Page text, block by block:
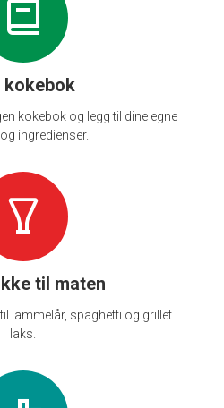
kokebok
kokebok og legg til dine egne
ingredienser.
til maten
lammelår, spaghetti og grillet
laks.